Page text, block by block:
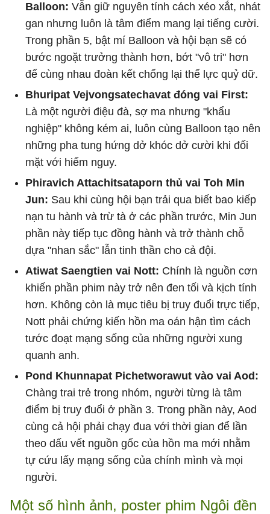
Balloon: Vẫn giữ nguyên tính cách xéo xắt, nhát
gan nhưng luôn là tâm điểm mang lại tiếng cười.
Trong phần 5, bật mí Balloon và hội bạn sẽ có
bước ngoặt trưởng thành hơn, bớt "vô tri" hơn
để cùng nhau đoàn kết chống lại thế lực quỷ dữ.
Bhuripat Vejvongsatechavat đóng vai First:
Là một người điệu đà, sợ ma nhưng "khẩu
nghiệp" không kém ai, luôn cùng Balloon tạo nên
những pha tung hứng dở khóc dở cười khi đối
mặt với hiểm nguy.
Phiravich Attachitsataporn thủ vai Toh Min
Jun: Sau khi cùng hội bạn trải qua biết bao kiếp
nạn tu hành và trừ tà ở các phần trước, Min Jun
phần này tiếp tục đồng hành và trở thành chỗ
dựa "nhan sắc" lẫn tinh thần cho cả đội.
Atiwat Saengtien vai Nott: Chính là nguồn cơn
khiến phần phim này trở nên đen tối và kịch tính
hơn. Không còn là mục tiêu bị truy đuổi trực tiếp,
Nott phải chứng kiến hồn ma oán hận tìm cách
tước đoạt mạng sống của những người xung
quanh anh.
Pond Khunnapat Pichetworawut vào vai Aod:
Chàng trai trẻ trong nhóm, người từng là tâm
điểm bị truy đuổi ở phần 3. Trong phần này, Aod
cùng cả hội phải chạy đua với thời gian để lần
theo dấu vết nguồn gốc của hồn ma mới nhằm
tự cứu lấy mạng sống của chính mình và mọi
người.
Một số hình ảnh, poster phim Ngôi đền